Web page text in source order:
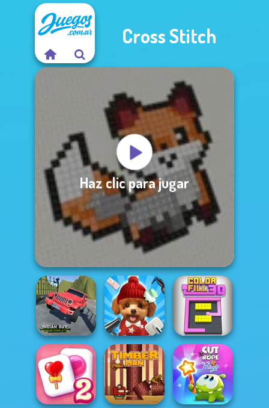
Cross Stitch
Haz clic para jugar
Indian SUV
Offroad
Simulator
Pet Salon 2 Color Fill 3D